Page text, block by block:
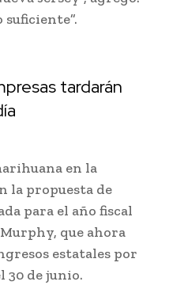
suficiente”.
tardarán
en la
la propuesta de
para el año fiscal
que ahora
estatales por
30 de junio.